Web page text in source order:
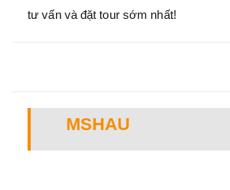
tư vấn và đặt tour sớm nhất!
MSHAU